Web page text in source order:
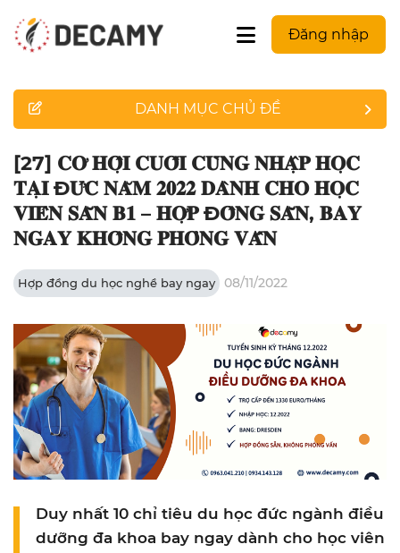
Đăng nhập
DANH MỤC CHỦ ĐỀ
[27] 𝐂𝐎̛ 𝐇𝐎̣̂𝐈 𝐂𝐔𝐎̂́𝐈 𝐂𝐔̀𝐍𝐆 𝐍𝐇𝐀̣̂𝐏 𝐇𝐎̣𝐂
𝐓𝐀̣𝐈 Đ𝐔̛́𝐂 𝐍𝐀̆𝐌 𝟐𝟎𝟐𝟐 𝐃𝐀̀𝐍𝐇 𝐂𝐇𝐎 𝐇𝐎̣𝐂
𝐕𝐈𝐄̂𝐍 𝐒𝐀̆̃𝐍 𝐁𝟏 – 𝐇𝐎̛̣𝐏 Đ𝐎̂̀𝐍𝐆 𝐒𝐀̆̃𝐍, 𝐁𝐀𝐘
𝐍𝐆𝐀𝐘 𝐊𝐇𝐎̂𝐍𝐆 𝐏𝐇𝐎̉𝐍𝐆 𝐕𝐀̂́𝐍
Hợp đồng du học nghề bay ngay 08/11/2022
Duy nhất 10 chỉ tiêu du học đức ngành điều
dưỡng đa khoa bay ngay dành cho học viên